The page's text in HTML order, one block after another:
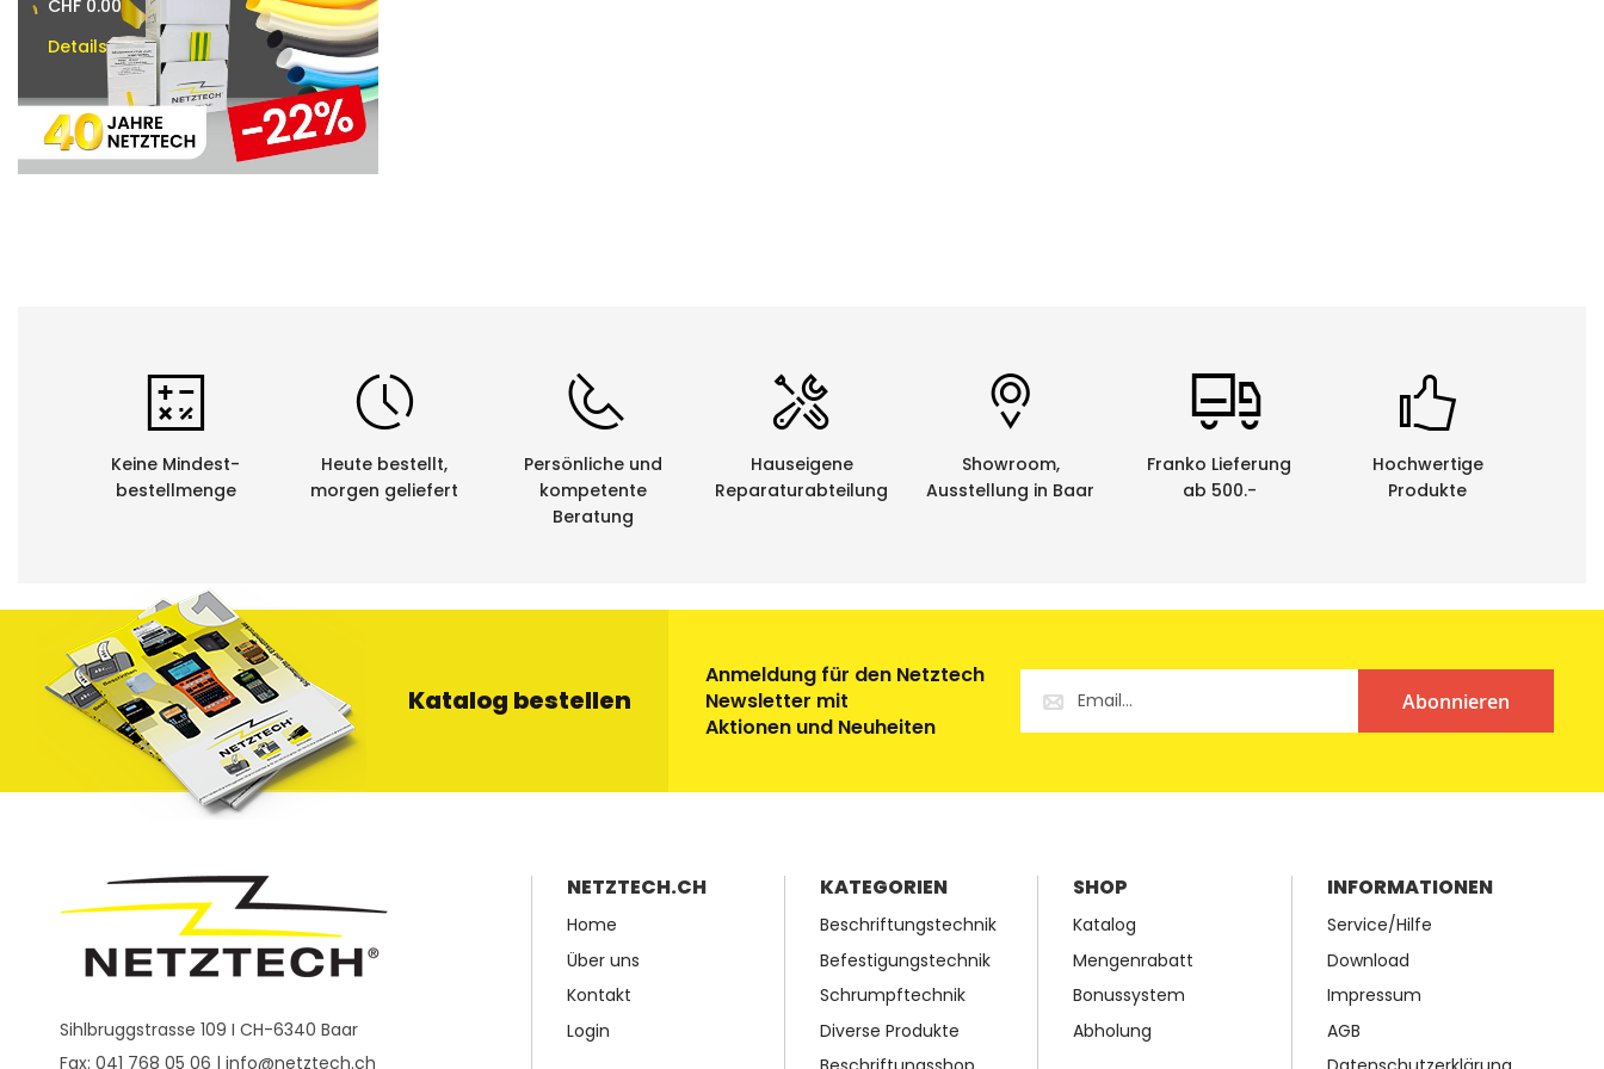
CHF 0.00
Details
Keine Mindest-
bestellmenge
Heute bestellt,
morgen geliefert
Persönliche und
kompetente
Beratung
Hauseigene
Reparaturabteilung
Showroom,
Ausstellung in Baar
Franko Lieferung
ab 500.-
Hochwertige
Produkte
Katalog bestellen
Anmeldung für den Netztech
Newsletter mit
Aktionen und Neuheiten
Abonnieren
Sihlbruggstrasse 109 I CH-6340 Baar
Fax: 041 768 05 06 | info@netztech.ch
NETZTECH.CH
Home
Über uns
Kontakt
Login
KATEGORIEN
Beschriftungstechnik
Befestigungstechnik
Schrumpftechnik
Diverse Produkte
SHOP
Katalog
Mengenrabatt
Bonussystem
Abholung
INFORMATIONEN
Service/Hilfe
Download
Impressum
AGB